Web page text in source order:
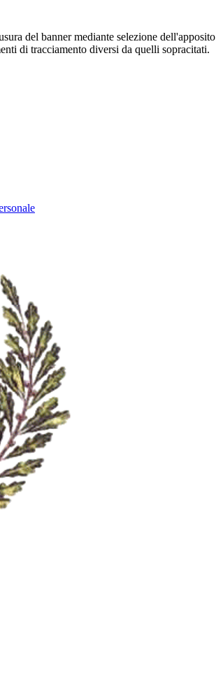
del banner mediante selezione
di tracciamento diversi da quelli sopracitati.